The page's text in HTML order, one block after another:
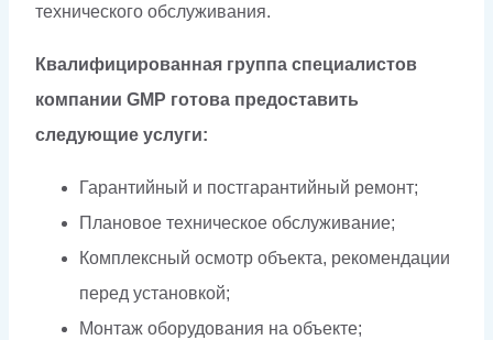
технического обслуживания.
Квалифицированная группа специалистов
компании GMP готова предоставить
следующие услуги:
Гарантийный и постгарантийный ремонт;
Плановое техническое обслуживание;
Комплексный осмотр объекта, рекомендации
перед установкой;
Монтаж оборудования на объекте;